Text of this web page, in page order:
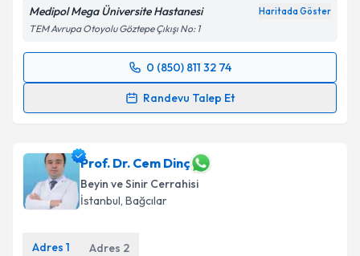
Metni'ni okudum ve kişisel verilerimin belirtilen
kapsamda işlenmesini kabul ediyorum.
Takvim Talebini Gönder
Medipol Mega Üniversite Hastanesi Haritada Göster
TEM Avrupa Otoyolu Göztepe Çıkışı No: 1
0 (850) 811 32 74
Randevu Talep Et
Randevu Takvimi Talebi
takvim hazırlandığında e-posta ile bilgilendireceğiz.
E-posta Adresiniz
Prof. Dr. Cem Dinç
Beyin ve Sinir Cerrahisi
İstanbul, Bağcılar
Adres 1 Adres 2